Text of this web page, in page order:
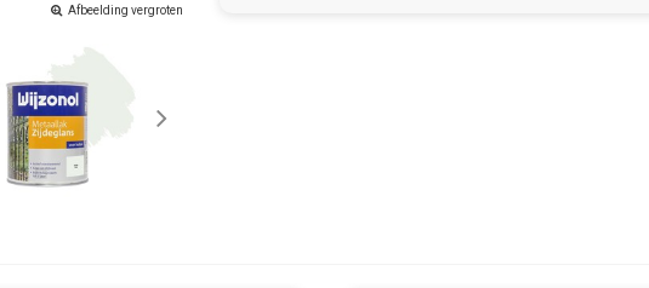
Afbeelding vergroten